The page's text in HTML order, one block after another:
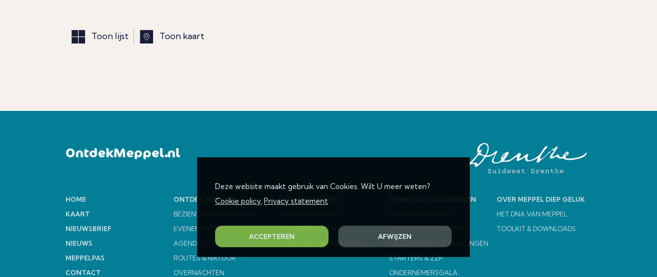
Deze website maakt gebruik van Cookies. Wilt U meer weten?
Cookie policy ,Privacy statement
ACCEPTEREN AFWIJZEN
Toon lijst Toon kaart
OntdekMeppel.nl
HOME
KAART
NIEUWSBRIEF
NIEUWS
MEPPELPAS
CONTACT
ONTDEK MEPPEL
BEZIENSWAARDIGHEDEN
EVENEMENTEN
AGENDA
ROUTES & NATUUR
OVERNACHTEN
LEVEN IN MEPPEL
VOORZIENINGEN
VERHUIZEN NAAR MEPPEL
WERKEN & ONDERNEMEN
ONDERNEMEN IN MEPPEL
ONDERNEMERSVERENIGINGEN
STARTERS & ZZP
ONDERNEMERSGALA
OVER MEPPEL DIEP GELUK
HET DNA VAN MEPPEL
TOOLKIT & DOWNLOADS